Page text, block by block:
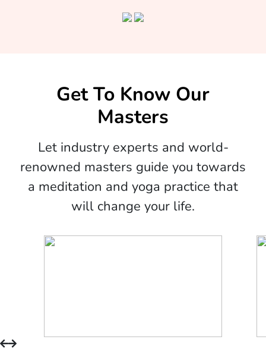
Get To Know Our
Masters
Let industry experts and world-
renowned masters guide you towards
a meditation and yoga practice that
will change your life.